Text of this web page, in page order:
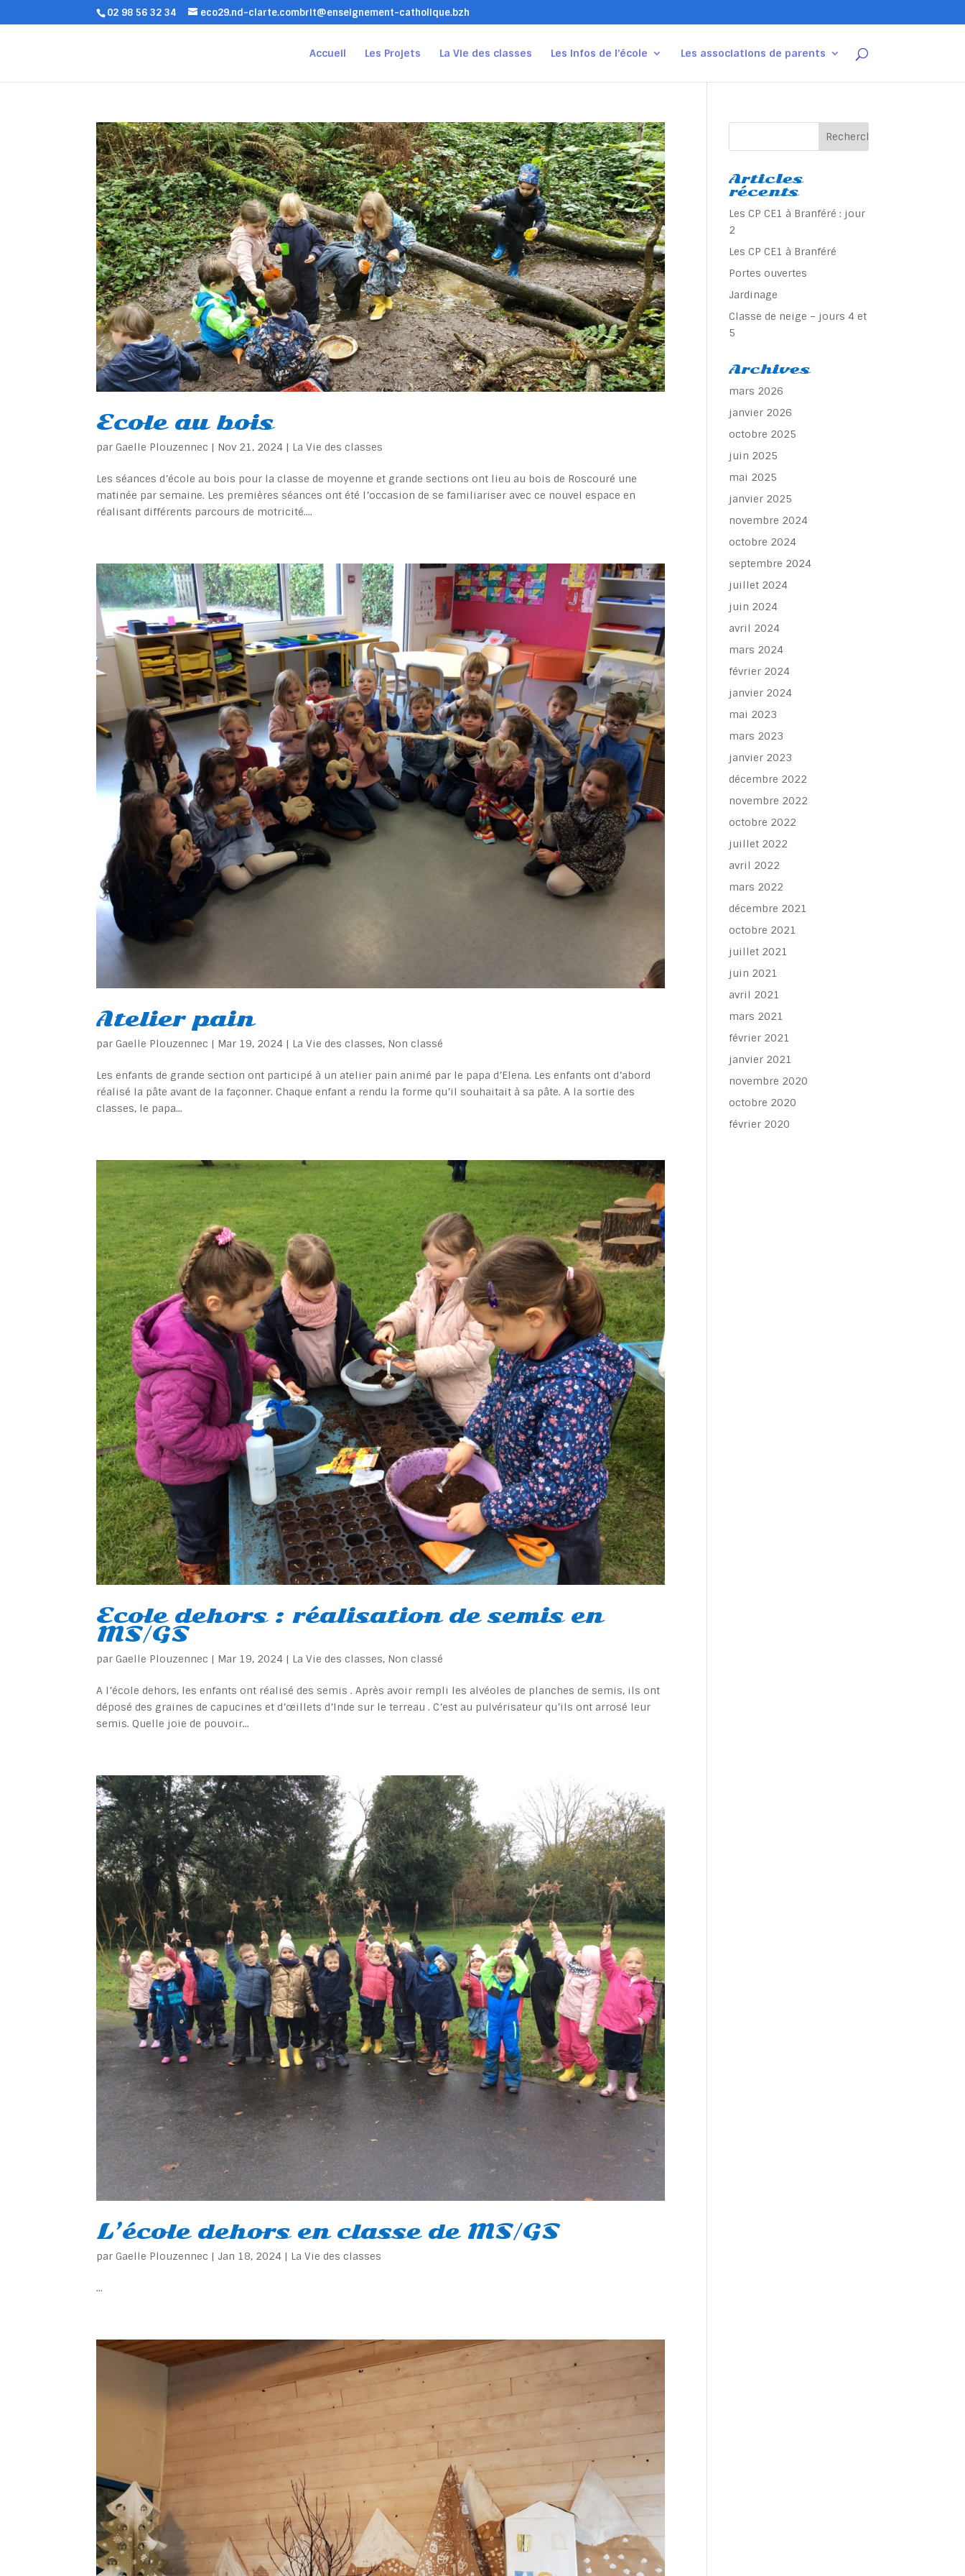
02 98 56 32 34 eco29.nd-clarte.combrit@enseignement-catholique.bzh
Accueil Les Projets La Vie des classes Les Infos de l’école Les associations de parents
Ecole au bois
parGaelle Plouzennec | Nov 21, 2024 | La Vie des classes
Les séances d’école au bois pour la classe de moyenne et grande sections ont lieu au bois de Roscouré une
matinée par semaine. Les premières séances ont été l’occasion de se familiariser avec ce nouvel espace en
réalisant différents parcours de motricité....
Atelier pain
parGaelle Plouzennec | Mar 19, 2024 | La Vie des classes, Non classé
Les enfants de grande section ont participé à un atelier pain animé par le papa d’Elena. Les enfants ont d’abord
réalisé la pâte avant de la façonner. Chaque enfant a rendu la forme qu’il souhaitait à sa pâte. A la sortie des
classes, le papa...
Ecole dehors : réalisation de semis en
MS/GS
parGaelle Plouzennec | Mar 19, 2024 | La Vie des classes, Non classé
A l’école dehors, les enfants ont réalisé des semis . Après avoir rempli les alvéoles de planches de semis, ils ont
déposé des graines de capucines et d’œillets d’Inde sur le terreau . C’est au pulvérisateur qu’ils ont arrosé leur
semis. Quelle joie de pouvoir...
L’école dehors en classe de MS/GS
parGaelle Plouzennec | Jan 18, 2024 | La Vie des classes
...
Articles
récents
Les CP CE1 à Branféré : jour
2
Les CP CE1 à Branféré
Portes ouvertes
Jardinage
Classe de neige – jours 4 et
5
Archives
mars 2026
janvier 2026
octobre 2025
juin 2025
mai 2025
janvier 2025
novembre 2024
octobre 2024
septembre 2024
juillet 2024
juin 2024
avril 2024
mars 2024
février 2024
janvier 2024
mai 2023
mars 2023
janvier 2023
décembre 2022
novembre 2022
octobre 2022
juillet 2022
avril 2022
mars 2022
décembre 2021
octobre 2021
juillet 2021
juin 2021
avril 2021
mars 2021
février 2021
janvier 2021
novembre 2020
octobre 2020
février 2020